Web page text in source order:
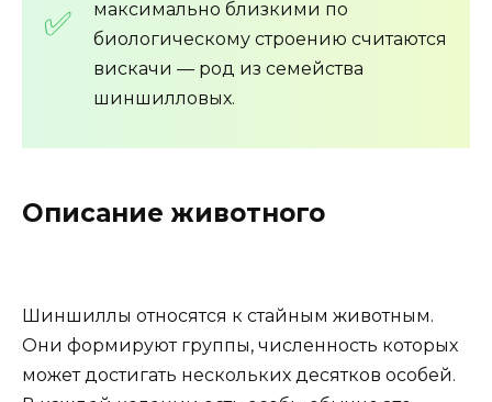
максимально близкими по
биологическому строению считаются
вискачи — род из семейства
шиншилловых.
Описание животного
Шиншиллы относятся к стайным животным.
Они формируют группы, численность которых
может достигать нескольких десятков особей.